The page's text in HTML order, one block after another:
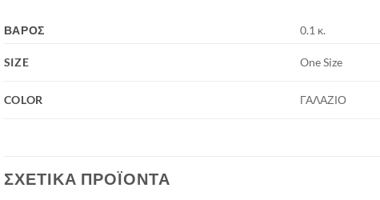
ΒΆΡΟΣ 0.1 κ.
SIZE One Size
COLOR ΓΑΛΑΖΙΟ
ΣΧΕΤΙΚΆ ΠΡΟΪΌΝΤΑ